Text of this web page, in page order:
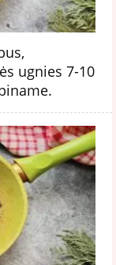
ugnies 7-10